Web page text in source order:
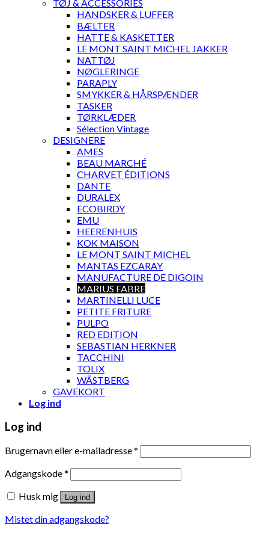
TØJ & ACCESSORIES
HANDSKER & LUFFER
BÆLTER
HATTE & KASKETTER
LE MONT SAINT MICHEL JAKKER
NATTØJ
NØGLERINGE
PARAPLY
SMYKKER & HÅRSPÆNDER
TASKER
TØRKLÆDER
Sélection Vintage
DESIGNERE
AMES
BEAU MARCHÉ
CHARVET ÉDITIONS
DANTE
DURALEX
ECOBIRDY
EMU
HEERENHUIS
KOK MAISON
LE MONT SAINT MICHEL
MANTAS EZCARAY
MANUFACTURE DE DIGOIN
MARIUS FABRE
MARTINELLI LUCE
PETITE FRITURE
PULPO
RED EDITION
SEBASTIAN HERKNER
TACCHINI
TOLIX
WÄSTBERG
GAVEKORT
Log ind
Log ind
Brugernavn eller e-mailadresse*
Adgangskode*
Husk mig
Log ind
Mistet din adgangskode?